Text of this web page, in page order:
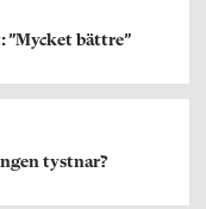
”Mycket bättre”
tystnar?